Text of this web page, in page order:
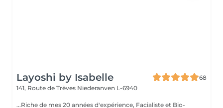
Layoshi by Isabelle
68
141, Route de Trèves Niederanven L-6940
...Riche de mes 20 années d'expérience, Facialiste et Bio-